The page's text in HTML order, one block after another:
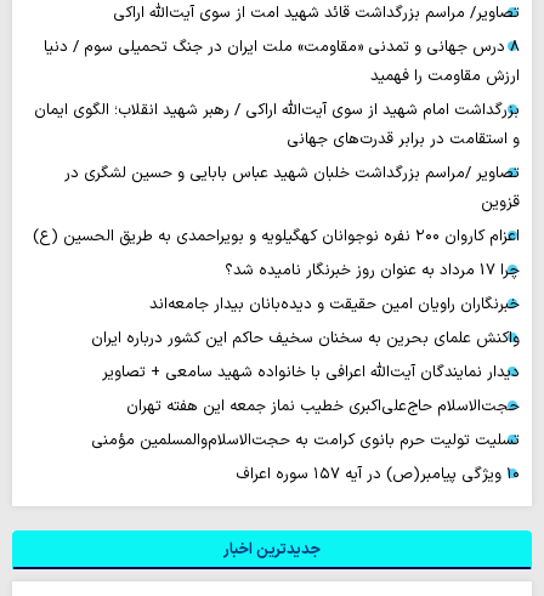
تصاویر/ مراسم بزرگداشت قائد شهید امت از سوی آیت‌الله اراکی
۸ درس جهانی و تمدنی «مقاومت» ملت ایران در جنگ تحمیلی سوم / دنیا
ارزش مقاومت را فهمید
بزرگداشت امام شهید از سوی آیت‌الله اراکی / رهبر شهید انقلاب؛ الگوی ایمان
و استقامت در برابر قدرت‌های جهانی
تصاویر /مراسم بزرگداشت خلبان شهید عباس بابایی و حسین لشگری در
قزوین
اعزام کاروان ۲۰۰ نفره نوجوانان کهگیلویه و بویراحمدی به طریق الحسین (ع)
چرا 17 مرداد به عنوان روز خبرنگار نامیده شد؟
خبرنگاران راویان امین حقیقت و دیده‌بانان بیدار جامعه‌اند
واکنش علمای بحرین به سخنان سخیف حاکم این کشور درباره ایران
دیدار نمایندگان آیت‌الله اعرافی با خانواده شهید سامعی + تصاویر
حجت‌الاسلام حاج‌علی‌اکبری خطیب نماز جمعه این هفته تهران
تسلیت تولیت حرم بانوی کرامت به حجت‌الاسلام‌والمسلمین مؤمنی
۱۰ ویژگی پیامبر(ص) در آیه ۱۵۷ سوره اعراف
جدیدترین اخبار